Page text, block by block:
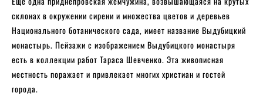
склонах в окружении сирени и множества цветов и деревьев
Национального ботанического сада, имеет название Выдубицкий
монастырь. Пейзажи с изображением Выдубицкого монастыря
есть в коллекции работ Тараса Шевченко. Эта живописная
местность поражает и привлекает многих христиан и гостей
города.